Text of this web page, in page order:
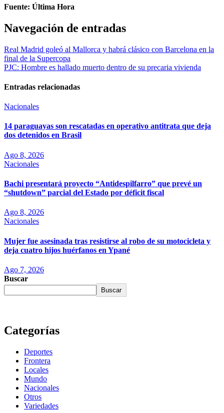
Fuente: Última Hora
Navegación de entradas
Real Madrid goleó al Mallorca y habrá clásico con Barcelona en la
final de la Supercopa
PJC: Hombre es hallado muerto dentro de su precaria vivienda
Entradas relacionadas
Nacionales
14 paraguayas son rescatadas en operativo antitrata que deja
dos detenidos en Brasil
Ago 8, 2026
Nacionales
Bachi presentará proyecto “Antidespilfarro” que prevé un
“shutdown” parcial del Estado por déficit fiscal
Ago 8, 2026
Nacionales
Mujer fue asesinada tras resistirse al robo de su motocicleta y
deja cuatro hijos huérfanos en Ypané
Ago 7, 2026
Buscar
Buscar
Categorías
Deportes
Frontera
Locales
Mundo
Nacionales
Otros
Variedades